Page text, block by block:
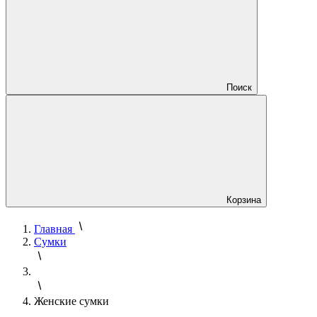
Поиск
Корзина
Главная
Сумки
Женские сумки